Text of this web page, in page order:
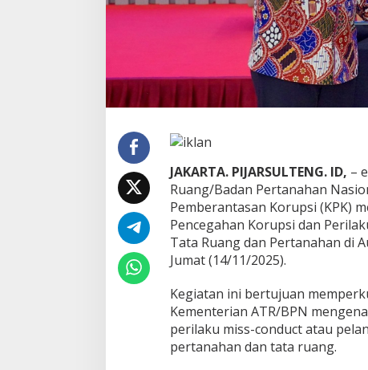
u
j
r
y
a
d
a
l
a
m
e
n
c
e
g
JAKARTA. PIJARSULTENG. ID, –
Ruang/Badan Pertanahan
Pemberantasan Korupsi (KPK)
Pencegahan Korupsi dan
Tata Ruang dan Pertanahan di
Jumat (14/11/2025).
Kegiatan ini bertujuan
Kementerian ATR/BPN
perilaku miss-conduct atau
pertanahan dan tata ruang.